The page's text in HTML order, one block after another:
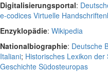
Digitalisierungsportal:
e-codices Virtuelle
Enzyklopädie: Wikipedia
Nationalbiographie: Deutsche
Italiani; Historisches Lexikon der
Geschichte Südosteuropas